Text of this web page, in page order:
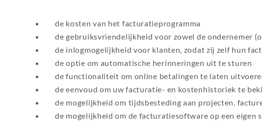
de kosten van het facturatieprogramma
de gebruiksvriendelijkheid voor zowel de ondernemer
de inlogmogelijkheid voor klanten, zodat zij zelf hun
de optie om automatische herinneringen uit te sturen
de functionaliteit om online betalingen te laten
de eenvoud om uw facturatie- en kostenhistoriek te
de mogelijkheid om tijdsbesteding aan projecten,
de mogelijkheid om de facturatiesoftware op een eigen